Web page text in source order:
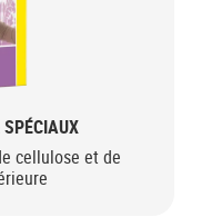
cellulose et de